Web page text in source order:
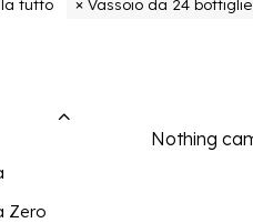
Zero
Nothing